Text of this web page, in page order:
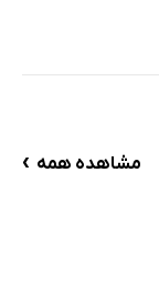
مشاهده همه ›